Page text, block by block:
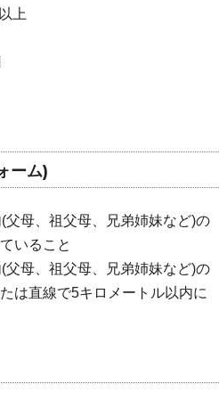
上
ーム)
父母、祖父母、兄弟姉妹など)の
いること
母、祖父母、兄弟姉妹など)の
は直線で5キロメートル以内に